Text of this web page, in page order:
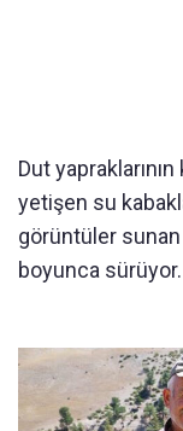
Dut yapraklarının
yetişen su
görüntüler sunan
boyunca sürüyor.